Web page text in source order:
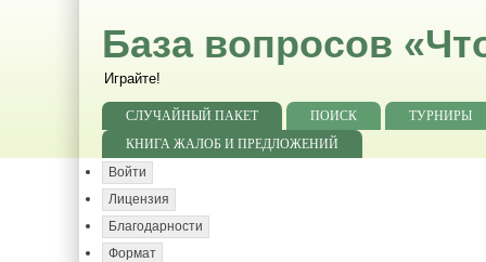
База вопросов
Играйте!
СЛУЧАЙНЫЙ ПАКЕТ ПОИСК
ТУРНИРЫ
КНИГА ЖАЛОБ И ПРЕДЛОЖЕНИЙ
Войти
Лицензия
Благодарности
Формат